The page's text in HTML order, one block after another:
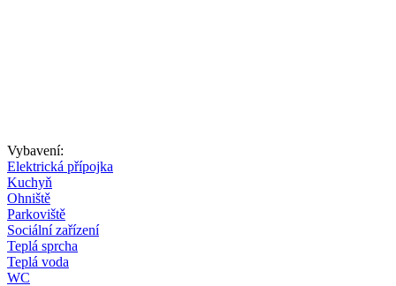
Vybavení:
Elektrická přípojka
Kuchyň
Ohniště
Parkoviště
Sociální zařízení
Teplá sprcha
Teplá voda
WC